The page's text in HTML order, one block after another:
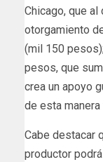
Chicago, que
otorgamiento
(mil 150
pesos, que
crea un apoyo
de esta
Cabe destacar
productor